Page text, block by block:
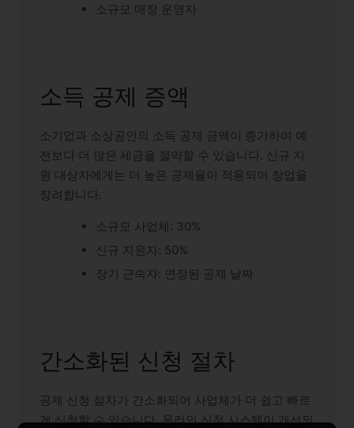
소규모 매장 운영자
소득 공제 증액
소기업과 소상공인의 소득 공제 금액이 증가하여 예
전보다 더 많은 세금을 절약할 수 있습니다. 신규 지
원 대상자에게는 더 높은 공제율이 적용되어 창업을
장려합니다.
소규모 사업체: 30%
신규 지원자: 50%
장기 근속자: 연장된 공제 날짜
간소화된 신청 절차
공제 신청 절차가 간소화되어 사업체가 더 쉽고 빠르
게 신청할 수 있습니다. 온라인 신청 시스템이 개선되